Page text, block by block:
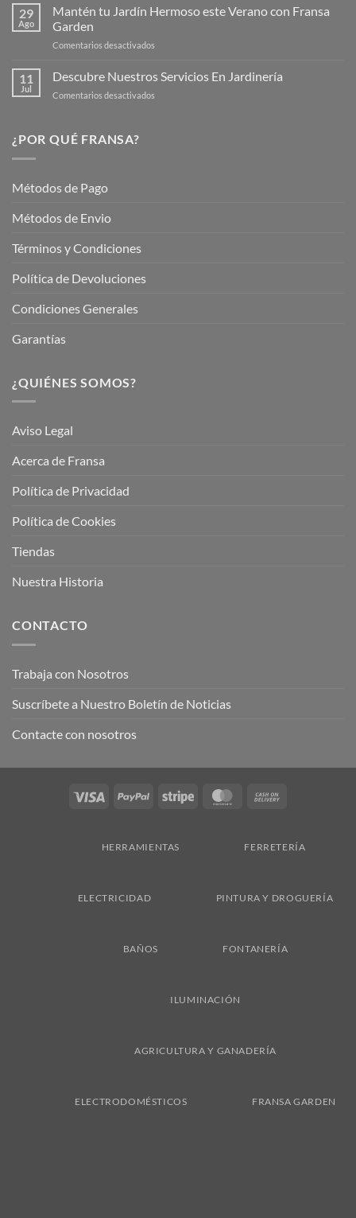
de
de
Verano
Plantas
29
Ago
Mantén tu Jardín Hermoso este Verano con Fransa
Garden
Comentarios desactivados
tu
Jardín
11
Jul
Descubre Nuestros Servicios En Jardinería
Comentarios desactivados
¿POR QUÉ FRANSA?
Métodos de Pago
Métodos de Envio
Términos y Condiciones
Política de Devoluciones
Condiciones Generales
Garantías
¿QUIÉNES SOMOS?
Aviso Legal
Acerca de Fransa
Política de Privacidad
Política de Cookies
Tiendas
Nuestra Historia
CONTACTO
Trabaja con Nosotros
Suscríbete a Nuestro Boletín de Noticias
Contacte con nosotros
Visa PayPal Stripe MasterCard
HERRAMIENTAS FERRETERÍA
ELECTRICIDAD PINTURA Y DROGUERÍA
BAÑOS FONTANERÍA
ILUMINACIÓN
AGRICULTURA Y GANADERÍA
ELECTRODOMÉSTICOS FRANSA GARDEN